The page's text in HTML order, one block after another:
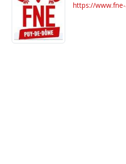
https://